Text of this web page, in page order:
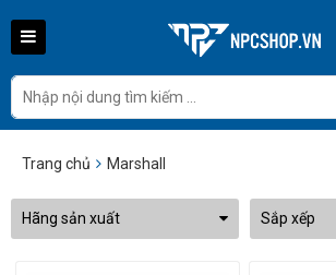
Trang chủ Marshall
Hãng sản xuất Sắp xếp